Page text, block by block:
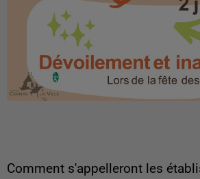
Comment s'appelleront les